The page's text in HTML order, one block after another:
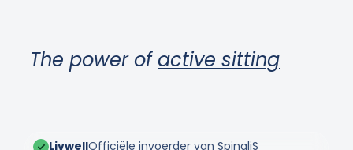
The power ofactive sitting
LivwellOfficiële invoerder van SpinaliS